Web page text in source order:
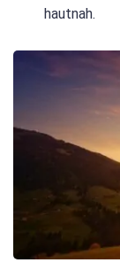
hautnah.